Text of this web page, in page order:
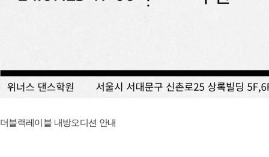
더블랙레이블 내방오디션 안내